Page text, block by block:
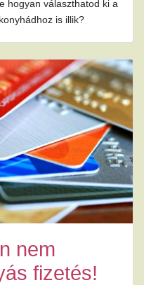
hogyan választhatod ki a
is illik?
nem
fizetés!